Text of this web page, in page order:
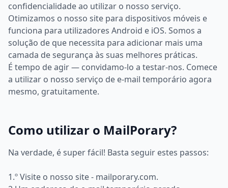
confidencialidade ao utilizar o nosso serviço.
Otimizamos o nosso site para dispositivos móveis e
funciona para utilizadores Android e iOS. Somos a
solução de que necessita para adicionar mais uma
camada de segurança às suas melhores práticas.
É tempo de agir — convidamo-lo a testar-nos. Comece
a utilizar o nosso serviço de e-mail temporário agora
mesmo, gratuitamente.
Como utilizar o MailPorary?
Na verdade, é super fácil! Basta seguir estes passos:
1.º Visite o nosso site - mailporary.com.